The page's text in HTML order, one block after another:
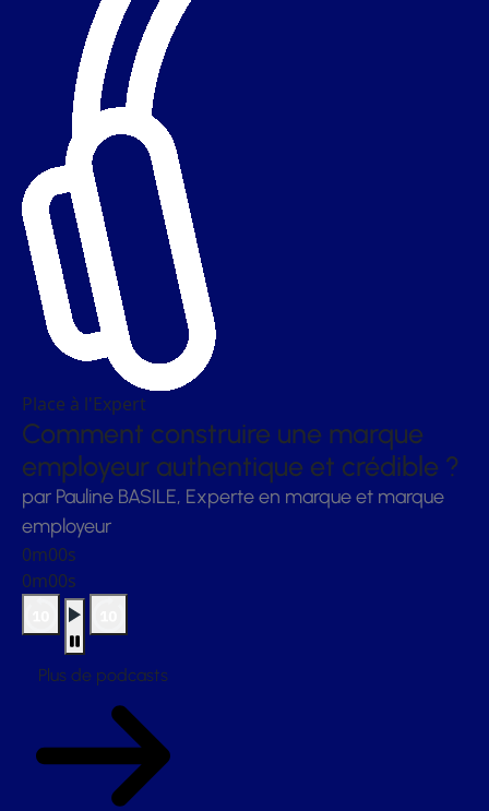
Place à l'Expert
Comment construire une marque
employeur authentique et crédible ?
par Pauline BASILE, Experte en marque et marque
employeur
0m00s
0m00s
Plus de podcasts